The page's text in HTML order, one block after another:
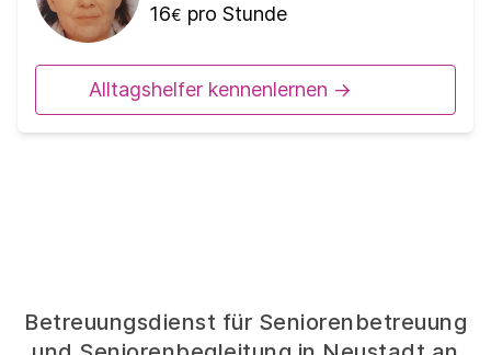
16€ pro Stunde
Alltagshelfer kennenlernen ->
Betreuungsdienst für Seniorenbetreuung